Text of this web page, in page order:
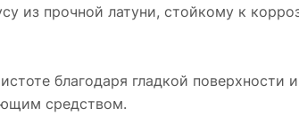
из прочной латуни, стойкому к
благодаря гладкой поверхности
средством.